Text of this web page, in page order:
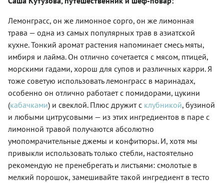
Лемонграсс, он же лимонное сорго, он же лимонная
трава — одна из самых популярных трав в азиатской
кухне. Тонкий аромат растения напоминает смесь мяты,
имбиря и лайма. Он отлично сочетается с мясом, птицей,
морскими гадами, хорош для супов и различных карри. Я
тоже советую использовать лемонграсс в маринадах,
особенно он отлично работает с помидорами, цукини
(кабачками) и свеклой. Плюс дружит с клубникой, бузиной
и любыми цитрусовыми — из этих ингредиентов в паре с
лимонной травой получаются абсолютно
умопомрачительные джемы и конфитюры. И, хотя мы
привыкли использовать только стебли, настоятельно
рекомендую не пренебрегать и листьями: смолотые в
мелкий порошок, замешивайте такой ингредиент в тесто